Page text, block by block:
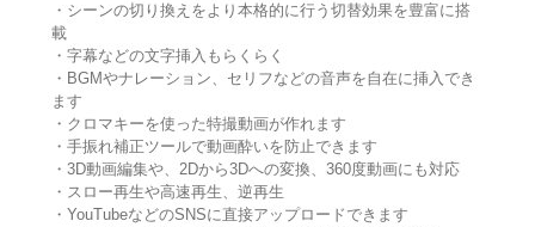
・シーンの切り換えをより本格的に行う切替効果を豊富に搭
載
・字幕などの文字挿入もらくらく
・BGMやナレーション、セリフなどの音声を自在に挿入でき
ます
・クロマキーを使った特撮動画が作れます
・手振れ補正ツールで動画酔いを防止できます
・3D動画編集や、2Dから3Dへの変換、360度動画にも対応
・スロー再生や高速再生、逆再生
・YouTubeなどのSNSに直接アップロードできます